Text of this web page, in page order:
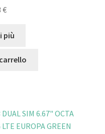
€
più